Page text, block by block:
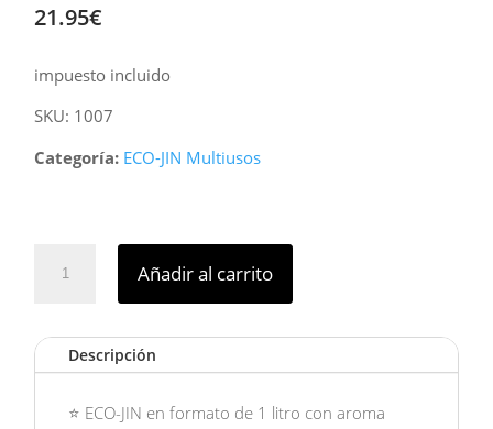
21.95€
impuesto incluido
SKU: 1007
Categoría: ECO-JIN Multiusos
ECO-
JIN
cantidad
Añadir al carrito
Descripción
⭐ ECO-JIN en formato de 1 litro con aroma